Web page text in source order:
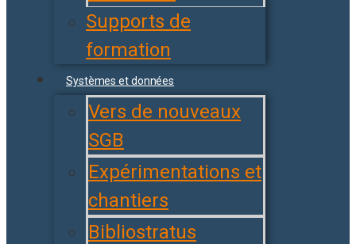
Supports de
formation
Systèmes et données
Vers de nouveaux
SGB
Expérimentations et
chantiers
Bibliostratus